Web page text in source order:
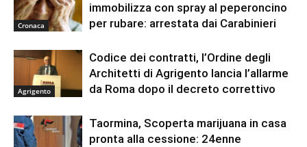
Cronaca
immobilizza con spray al peperoncino
per rubare: arrestata dai Carabinieri
Agrigento
Codice dei contratti, l’Ordine degli
Architetti di Agrigento lancia l’allarme
da Roma dopo il decreto correttivo
Taormina, Scoperta marijuana in casa
pronta alla cessione: 24enne